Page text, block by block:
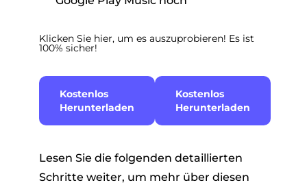
Klicken Sie hier, um es auszuprobieren! Es ist
100% sicher!
Kostenlos
Herunterladen
Kostenlos
Herunterladen
Lesen Sie die folgenden detaillierten
Schritte weiter, um mehr über diesen